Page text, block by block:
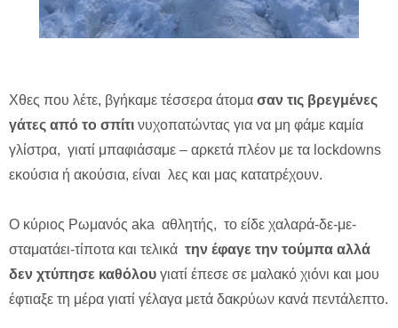
Χθες που λέτε, βγήκαμε τέσσερα άτομα σαν τις βρεγμένες
γάτες από το σπίτι νυχοπατώντας για να μη φάμε καμία
γλίστρα, γιατί μπαφιάσαμε – αρκετά πλέον με τα lockdowns
εκούσια ή ακούσια, είναι λες και μας κατατρέχουν.
Ο κύριος Ρωμανός aka αθλητής, το είδε χαλαρά-δε-με-
σταματάει-τίποτα και τελικά την έφαγε την τούμπα αλλά
δεν χτύπησε καθόλου γιατί έπεσε σε μαλακό χιόνι και μου
έφτιαξε τη μέρα γιατί γέλαγα μετά δακρύων κανά πεντάλεπτο.